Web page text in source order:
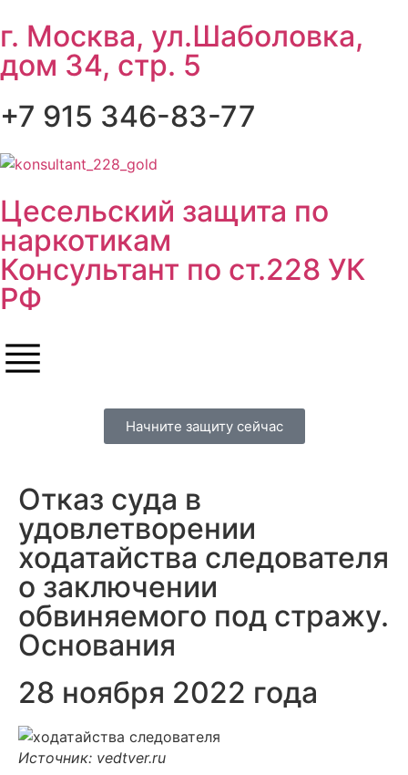
г. Москва, ул.Шаболовка,
дом 34, стр. 5
+7 915 346-83-77
Цесельский защита по
наркотикам
Консультант по ст.228 УК
РФ
Начните защиту сейчас
Отказ суда в
удовлетворении
ходатайства следователя
о заключении
обвиняемого под стражу.
Основания
28 ноября 2022 года
Источник: vedtver.ru